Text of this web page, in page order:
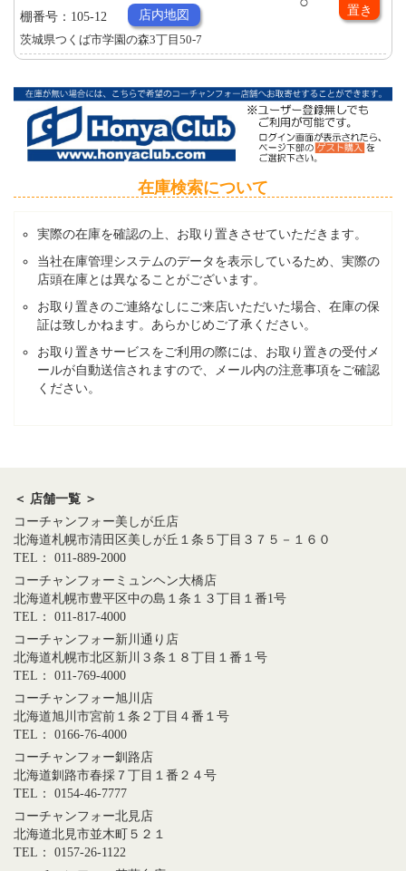
置き
棚番号：105-12 店内地図
茨城県つくば市学園の森3丁目50-7
在庫検索について
実際の在庫を確認の上、お取り置きさせていただきます。
当社在庫管理システムのデータを表示しているため、実際の
店頭在庫とは異なることがございます。
お取り置きのご連絡なしにご来店いただいた場合、在庫の保
証は致しかねます。あらかじめご了承ください。
お取り置きサービスをご利用の際には、お取り置きの受付メ
ールが自動送信されますので、メール内の注意事項をご確認
ください。
＜ 店舗一覧 ＞
コーチャンフォー美しが丘店
北海道札幌市清田区美しが丘１条５丁目３７５－１６０
TEL： 011-889-2000
コーチャンフォーミュンヘン大橋店
北海道札幌市豊平区中の島１条１３丁目１番1号
TEL： 011-817-4000
コーチャンフォー新川通り店
北海道札幌市北区新川３条１８丁目１番１号
TEL： 011-769-4000
コーチャンフォー旭川店
北海道旭川市宮前１条２丁目４番１号
TEL： 0166-76-4000
コーチャンフォー釧路店
北海道釧路市春採７丁目１番２４号
TEL： 0154-46-7777
コーチャンフォー北見店
北海道北見市並木町５２１
TEL： 0157-26-1122